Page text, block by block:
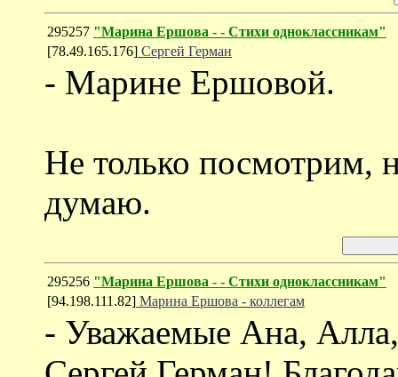
295257 "Марина Ершова - - Стихи одноклассникам"
[78.49.165.176] Сергей Герман
- Марине Ершовой.
Не только посмотрим,
думаю.
295256 "Марина Ершова - - Стихи одноклассникам"
[94.198.111.82] Марина Ершова - коллегам
- Уважаемые Ана,